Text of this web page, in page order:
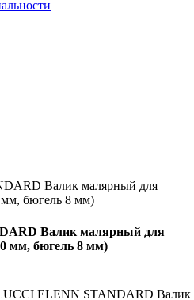
Валик малярный для
мм, бюгель 8 мм)
ELENN STANDARD